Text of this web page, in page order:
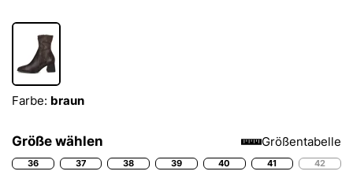
Farbe: braun
Größe wählen Größentabelle
36 37 38 39 40 41 42